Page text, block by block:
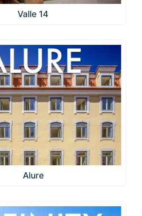
Valle 14
Alure